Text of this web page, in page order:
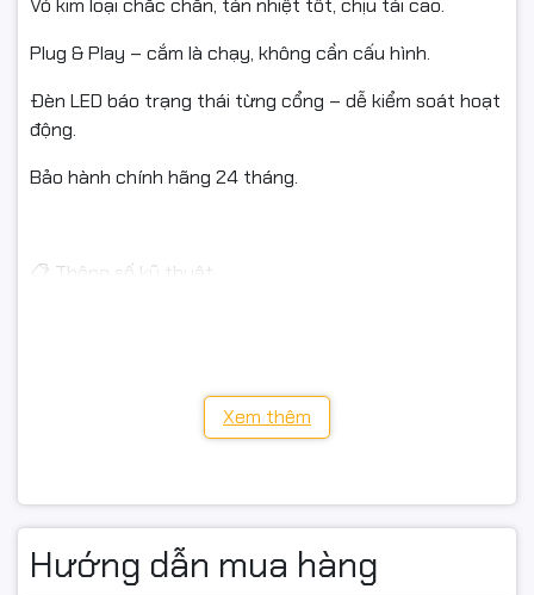
Vỏ kim loại chắc chắn, tản nhiệt tốt, chịu tải cao.
Plug & Play – cắm là chạy, không cần cấu hình.
Đèn LED báo trạng thái từng cổng – dễ kiểm soát hoạt
động.
Bảo hành chính hãng 24 tháng.
📋 Thông số kỹ thuật
2 cổng uplink Gigabit 10/100/1000Mbps
Chuẩn hỗ trợ: IEEE 802.3af/at
Chất liệu: Vỏ kim loại, tản nhiệt tốt
Xem thêm
Hướng dẫn mua hàng